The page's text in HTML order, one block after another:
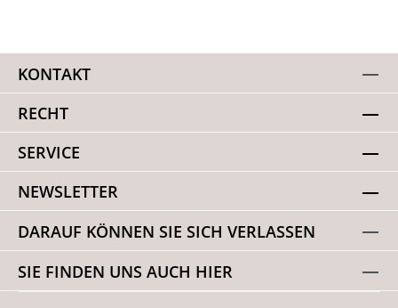
KONTAKT
RECHT
SERVICE
NEWSLETTER
DARAUF KÖNNEN SIE SICH VERLASSEN
SIE FINDEN UNS AUCH HIER